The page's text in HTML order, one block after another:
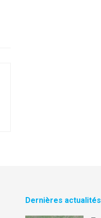
Dernières actualités